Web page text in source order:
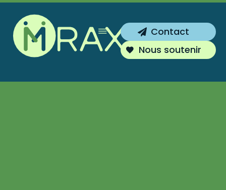
Contact
Nous soutenir
Inscrivez-vous !
Vous souhaitez être tenu au courant de
nos actions ?